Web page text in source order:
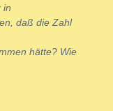
in
daß die Zahl
hätte? Wie